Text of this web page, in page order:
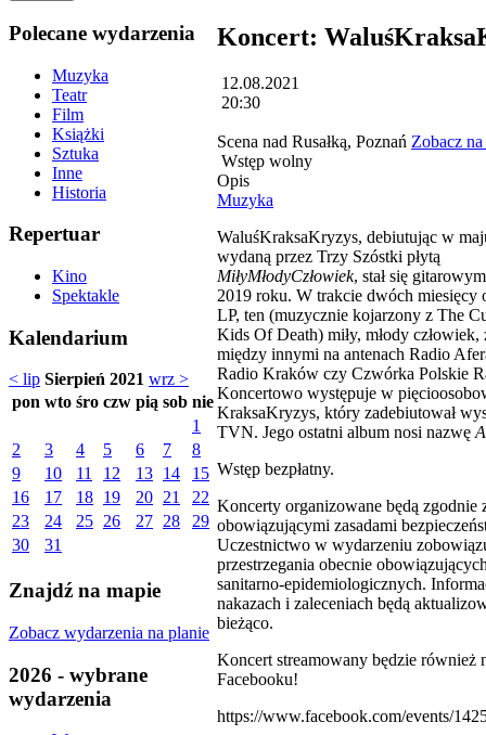
Polecane wydarzenia
Muzyka
Teatr
Film
Książki
Sztuka
Inne
Historia
Repertuar
Kino
Spektakle
Kalendarium
< lip Sierpień 2021 wrz >
pon wto śro czw pią sob nie
1
2
3 4 5 6 7
8
9
10 11 12 13 14
15
16
17 18 19 20 21
22
23
24 25 26 27 28
29
30
31
Znajdź na mapie
Zobacz wydarzenia na planie
2026 - wybrane
wydarzenia
Koncert:
12.08.2021
20:30
Scena nad Rusałką, Poznań Zobacz
Wstęp wolny
Opis
Muzyka
WaluśKraksaKryzys, debiutując w
wydaną przez Trzy Szóstki płytą
MiłyMłodyCzłowiek, stał się
2019 roku. W trakcie dwóch miesięcy
LP, ten (muzycznie kojarzony z The
Kids Of Death) miły, młody człowiek,
między innymi na antenach Radio
Radio Kraków czy Czwórka Polskie
Koncertowo występuje w
KraksaKryzys, który zadebiutował
TVN. Jego ostatni album nosi nazwę
Wstęp bezpłatny.
Koncerty organizowane będą zgodnie
obowiązującymi zasadami
Uczestnictwo w wydarzeniu
przestrzegania obecnie
sanitarno-epidemiologicznych.
nakazach i zaleceniach będą
bieżąco.
Koncert streamowany będzie również
Facebooku!
https://www.facebook.com/events/